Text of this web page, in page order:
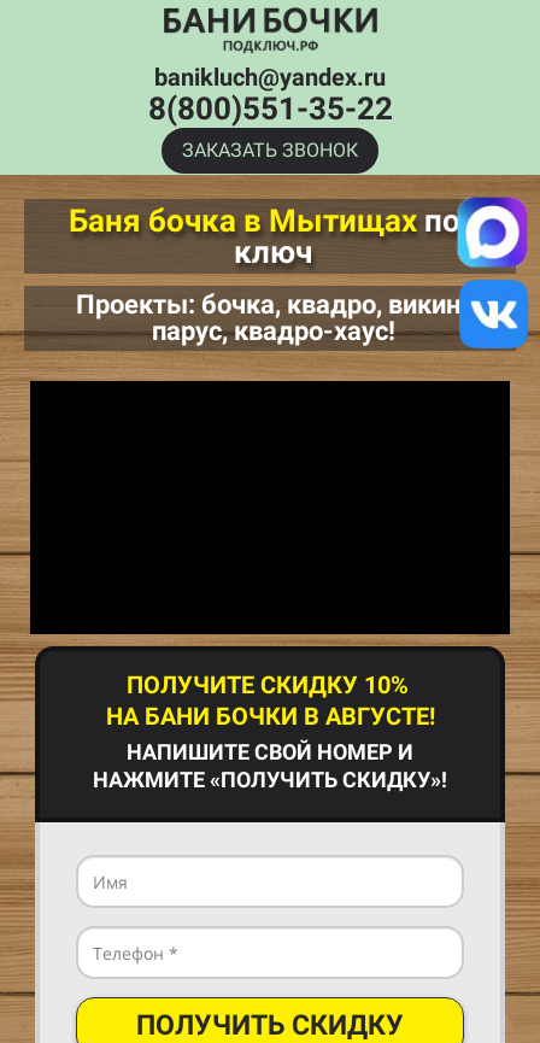
banikluch@yandex.ru
8(800)551-35-22
ЗАКАЗАТЬ ЗВОНОК
Баня бочка в Мытищах под
ключ
Проекты: бочка, квадро, викинг,
парус, квадро-хаус!
ПОЛУЧИТЕ СКИДКУ 10%
НА БАНИ БОЧКИ В АВГУСТЕ!
НАПИШИТЕ СВОЙ НОМЕР И
НАЖМИТЕ «ПОЛУЧИТЬ СКИДКУ»!
ПОЛУЧИТЬ СКИДКУ